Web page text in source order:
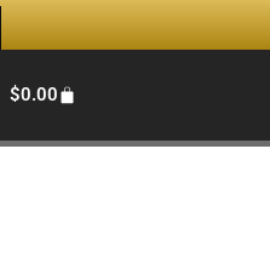
$0.00